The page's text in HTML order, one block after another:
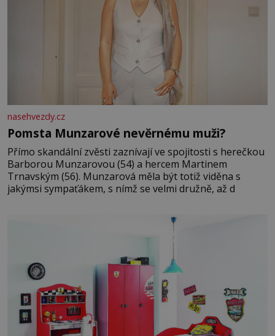
nasehvezdy.cz
Pomsta Munzarové nevěrnému muži?
Přímo skandální zvěsti zaznívají ve spojitosti s herečkou
Barborou Munzarovou (54) a hercem Martinem
Trnavským (56). Munzarová měla být totiž viděna s
jakýmsi sympaťákem, s nímž se velmi družně, až d